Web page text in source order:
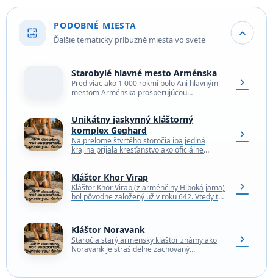
wallpaper
PODOBNÉ MIESTA
Ďalšie tematicky príbuzné miesta vo svete expand_more
Starobylé hlavné mesto Arménska
Pred viac ako 1 000 rokmi bolo Ani hlavným
mestom Arménska prosperujúcou
chevron_right
Unikátny jaskynný kláštorný
komplex Geghard
Na prelome štvrtého storočia iba jediná
krajina prijala kresťanstvo ako oficiálne
chevron_right
Kláštor Khor Virap
Kláštor Khor Virab (z arménčiny Hlboká jama)
bol pôvodne založený už v roku 642. Vtedy tu
chevron_right
Kláštor Noravank
Stáročia starý arménsky kláštor známy ako
Noravank je strašidelne zachovaný
chevron_right